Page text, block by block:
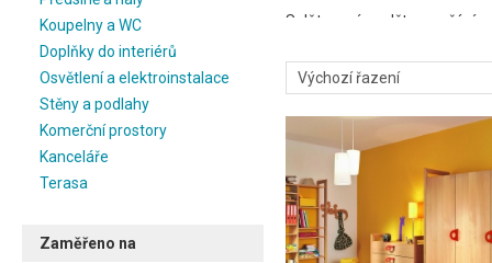
Koupelny a WC
Doplňky do interiérů
Osvětlení a elektroinstalace
Stěny a podlahy
Komerční prostory
Kanceláře
Terasa
Zaměřeno na
Splňte svým dětem přání
jak vybavit moderní dětský
styl, věřte, že sestavíte
mnoha barvách, a proto
vytvořit návrh určený přímo
Čeští výrobci kladou
materiálu. Pokud si
moderním stylu, získáte
Vybírat můžete z různých